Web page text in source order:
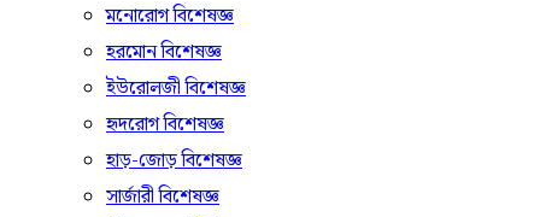
মনোরোগ বিশেষজ্ঞ
হরমোন বিশেষজ্ঞ
ইউরোলজী বিশেষজ্ঞ
হৃদরোগ বিশেষজ্ঞ
হাড়-জোড় বিশেষজ্ঞ
সার্জারী বিশেষজ্ঞ